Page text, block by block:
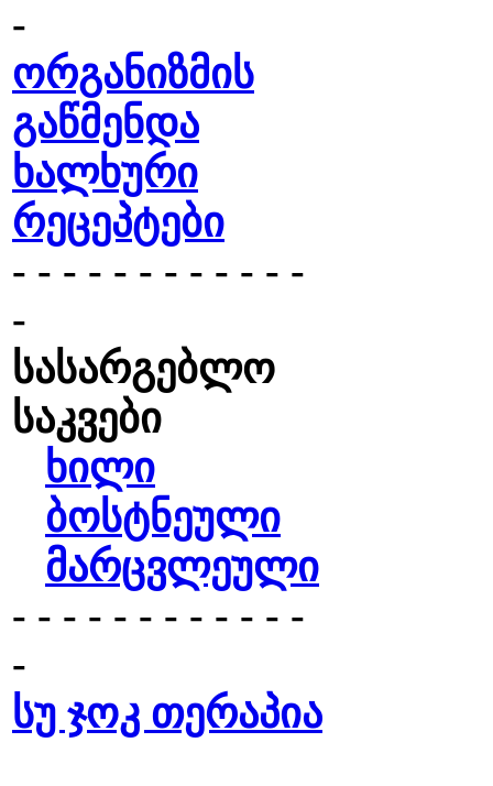
-
ორგანიზმის
გაწმენდა
ხალხური
რეცეპტები
- - - - - - - - - - - -
-
სასარგებლო
საკვები
ხილი
ბოსტნეული
მარცვლეული
- - - - - - - - - - - -
-
სუ ჯოკ თერაპია